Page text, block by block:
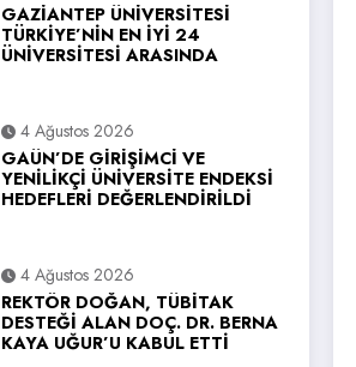
GAZİANTEP ÜNİVERSİTESİ
TÜRKİYE’NİN EN İYİ 24
ÜNİVERSİTESİ ARASINDA
4 Ağustos 2026
GAÜN’DE GİRİŞİMCİ VE
YENİLİKÇİ ÜNİVERSİTE ENDEKSİ
HEDEFLERİ DEĞERLENDİRİLDİ
4 Ağustos 2026
REKTÖR DOĞAN, TÜBİTAK
DESTEĞİ ALAN DOÇ. DR. BERNA
KAYA UĞUR’U KABUL ETTİ